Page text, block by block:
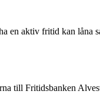
en aktiv fritid kan låna
till Fritidsbanken